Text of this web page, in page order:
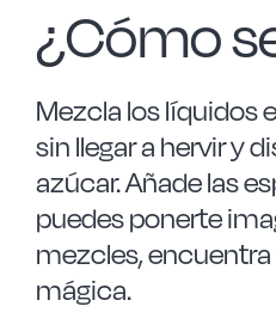
¿Cómo
Mezcla los líquidos
sin llegar a hervir y
azúcar. Añade las
puedes ponerte
mezcles,
mágica.